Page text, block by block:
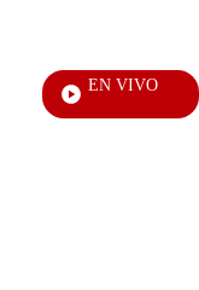
Entrada
de
EN VIVO
Ciudad